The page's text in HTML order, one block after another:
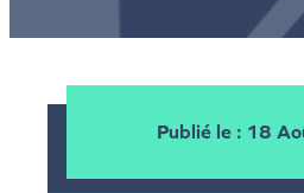
Publié le: 18